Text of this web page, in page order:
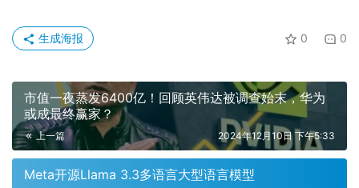
0 0
生成海报
市值一夜蒸发6400亿！回顾英伟达被调查始末，华为
或成最终赢家？
上一篇 2024年12月10日 下午5:33
Meta开源Llama 3.3多语言大型语言模型